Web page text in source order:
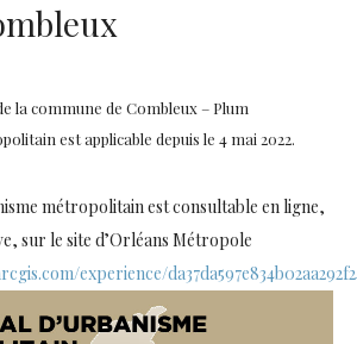
la commune de Combleux – Plum
est applicable depuis le 4 mai 2022.
métropolitain est consultable en ligne,
sur le site d’Orléans Métropole
experience/